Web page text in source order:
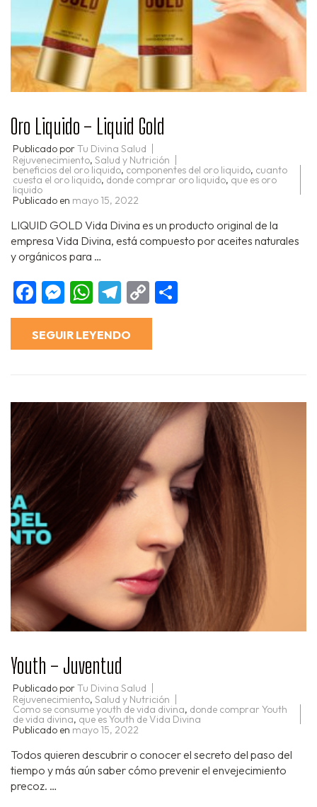
Oro Liquido – Liquid Gold
Publicado porTu Divina Salud
Rejuvenecimiento, Salud y Nutrición
beneficios del oro liquido,componentes del oro liquido, cuanto
cuesta el oro liquido, donde comprar oro liquido,que es oro
liquido
Publicado en mayo 15, 2022
LIQUID GOLD Vida Divina es un producto original de la
empresa Vida Divina, está compuesto por aceites naturales
y orgánicos para …
Facebook
Messenger
WhatsApp
Telegram
Copy
Link
SEGUIR LEYENDO
Youth – Juventud
Publicado porTu Divina Salud
Rejuvenecimiento, Salud y Nutrición
Como se consume youth de vida divina, donde comprar Youth
de vida divina, que es Youth de Vida Divina
Publicado en mayo 15, 2022
Todos quieren descubrir o conocer el secreto del paso del
tiempo y más aún saber cómo prevenir el envejecimiento
precoz. …